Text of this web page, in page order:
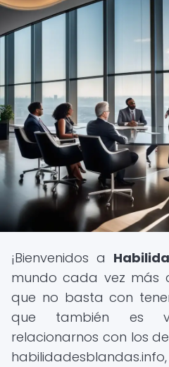
¡Bienvenidos a
mundo cada vez más
que no basta con
que también es
relacionarnos con los